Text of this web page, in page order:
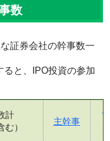
数
証券会社の幹事数一
と、IPO投資の参加
計
む）
主幹事